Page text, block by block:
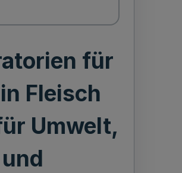
für
Fleisch
Umwelt,